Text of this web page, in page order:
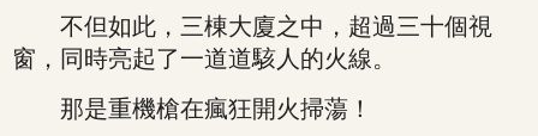
不但如此，三棟大廈之中，超過三十個視
窗，同時亮起了一道道駭人的火線。
那是重機槍在瘋狂開火掃蕩！